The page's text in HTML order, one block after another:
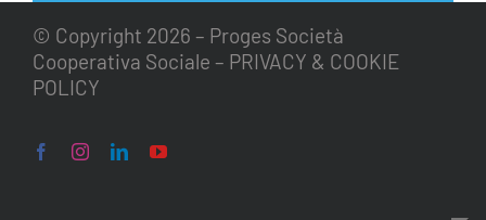
© Copyright 2026 – Proges Società
Cooperativa Sociale – PRIVACY & COOKIE
POLICY